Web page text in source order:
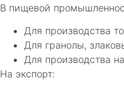
В пищевой
Для производства
Для гранолы,
Для производства
На экспорт: